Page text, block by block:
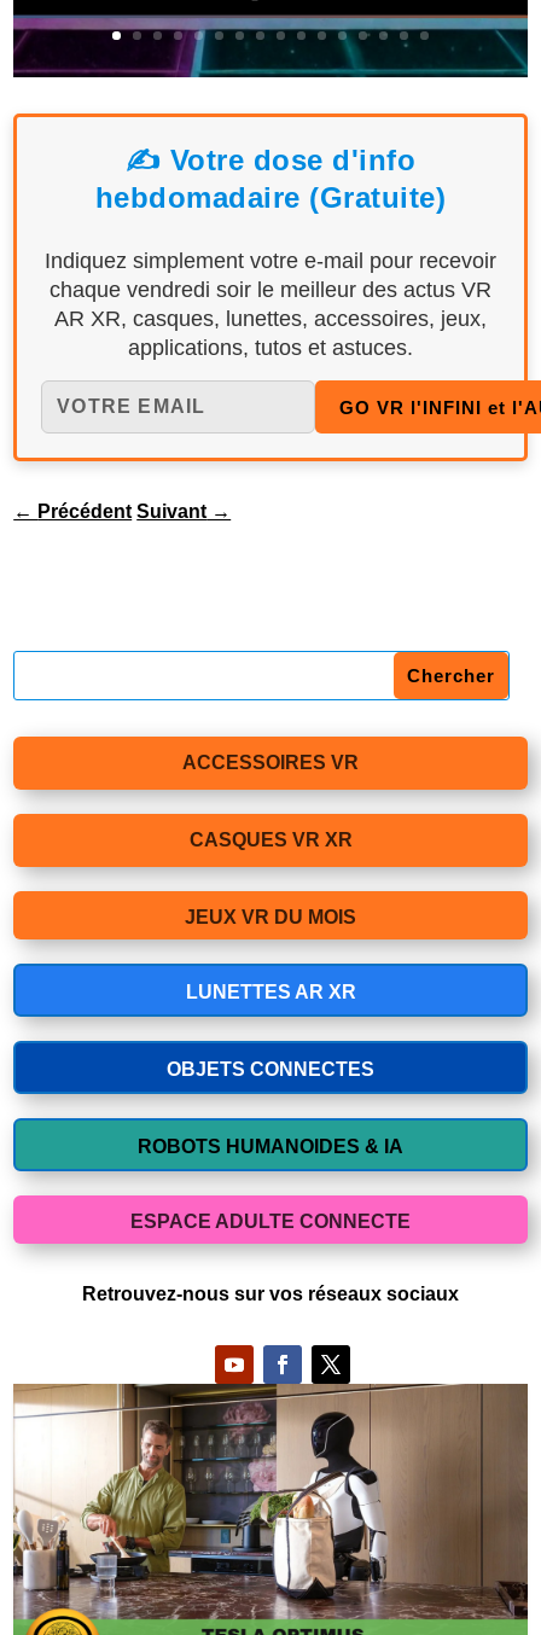
✍️ Votre dose d'info
hebdomadaire (Gratuite)
Indiquez simplement votre e-mail pour recevoir
chaque vendredi soir le meilleur des actus VR
AR XR, casques, lunettes, accessoires, jeux,
applications, tutos et astuces.
← Précédent Suivant →
ACCESSOIRES VR
CASQUES VR XR
JEUX VR DU MOIS
LUNETTES AR XR
OBJETS CONNECTES
ROBOTS HUMANOIDES & IA
ESPACE ADULTE CONNECTE
Retrouvez-nous sur vos réseaux sociaux